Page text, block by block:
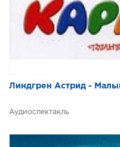
Линдгрен Астрид -
Аудиоспектакль